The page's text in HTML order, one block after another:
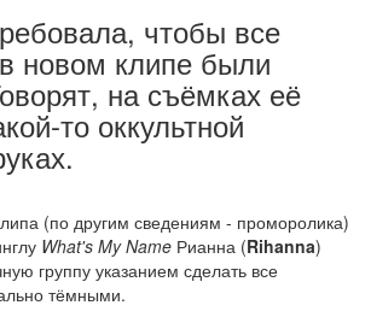
чтобы все
новом клипе были
на съёмках её
то оккультной
(по другим сведениям - проморолика)
What's My Name Рианна (Rihanna)
группу указанием сделать все
тёмными.